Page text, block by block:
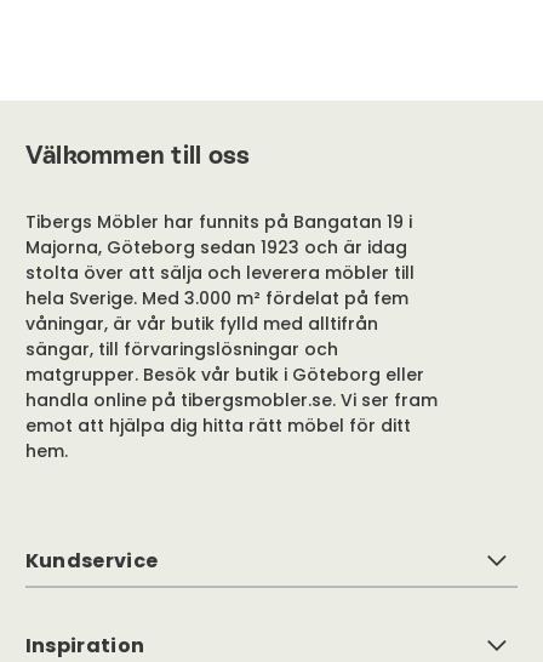
Välkommen till oss
Tibergs Möbler har funnits på Bangatan 19 i
Majorna, Göteborg sedan 1923 och är idag
stolta över att sälja och leverera möbler till
hela Sverige. Med 3.000 m² fördelat på fem
våningar, är vår butik fylld med alltifrån
sängar, till förvaringslösningar och
matgrupper. Besök vår butik i Göteborg eller
handla online på tibergsmobler.se. Vi ser fram
emot att hjälpa dig hitta rätt möbel för ditt
hem.
Kundservice
Inspiration